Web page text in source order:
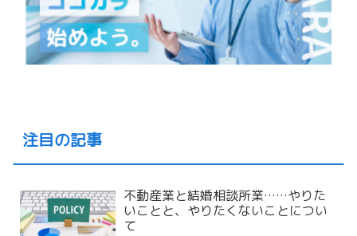
注目の記事
不動産業と結婚相談所業……やりた
いことと、やりたくないことについ
て